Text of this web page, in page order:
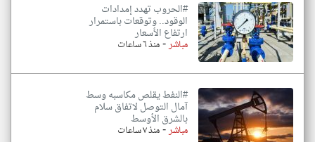
#الحروب تهدد إمدادات
الوقود.. وتوقعات باستمرار
ارتفاع الأسعار
مباشر-منذ ٦ ساعات
#النفط يقلص مكاسبه وسط
آمال التوصل لاتفاق سلام
بالشرق الأوسط
مباشر-منذ ٧ ساعات